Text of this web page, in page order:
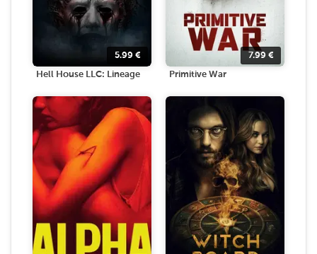
5.99 €
Hell House LLC: Lineage
7.99 €
Primitive War